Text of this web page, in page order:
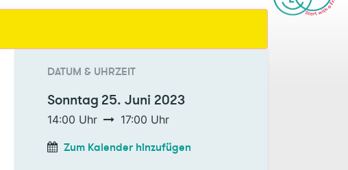
DATUM & UHRZEIT
Sonntag 25. Juni 2023
14:00 Uhr 17:00 Uhr
Zum Kalender hinzufügen